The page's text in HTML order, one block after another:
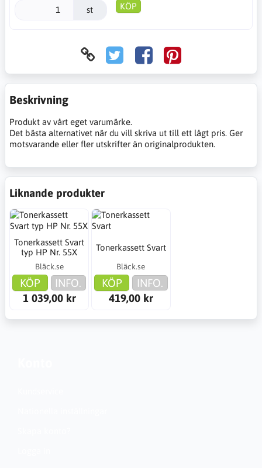
st KÖP
Beskrivning
Produkt av vårt eget varumärke.
Det bästa alternativet när du vill skriva ut till ett lågt pris. Ger
motsvarande eller fler utskrifter än originalprodukten.
Liknande produkter
Tonerkassett Svart
typ HP Nr. 55X
Bläck.se
KÖP
INFO.
1 039,00 kr
Tonerkassett Svart
Bläck.se
KÖP
INFO.
419,00 kr